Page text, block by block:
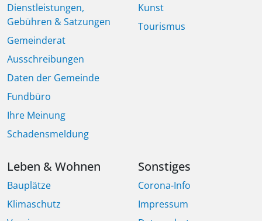
Dienstleistungen,
Gebühren & Satzungen
Gemeinderat
Ausschreibungen
Daten der Gemeinde
Fundbüro
Ihre Meinung
Schadensmeldung
Kunst
Tourismus
Leben & Wohnen
Bauplätze
Klimaschutz
Sonstiges
Corona-Info
Impressum